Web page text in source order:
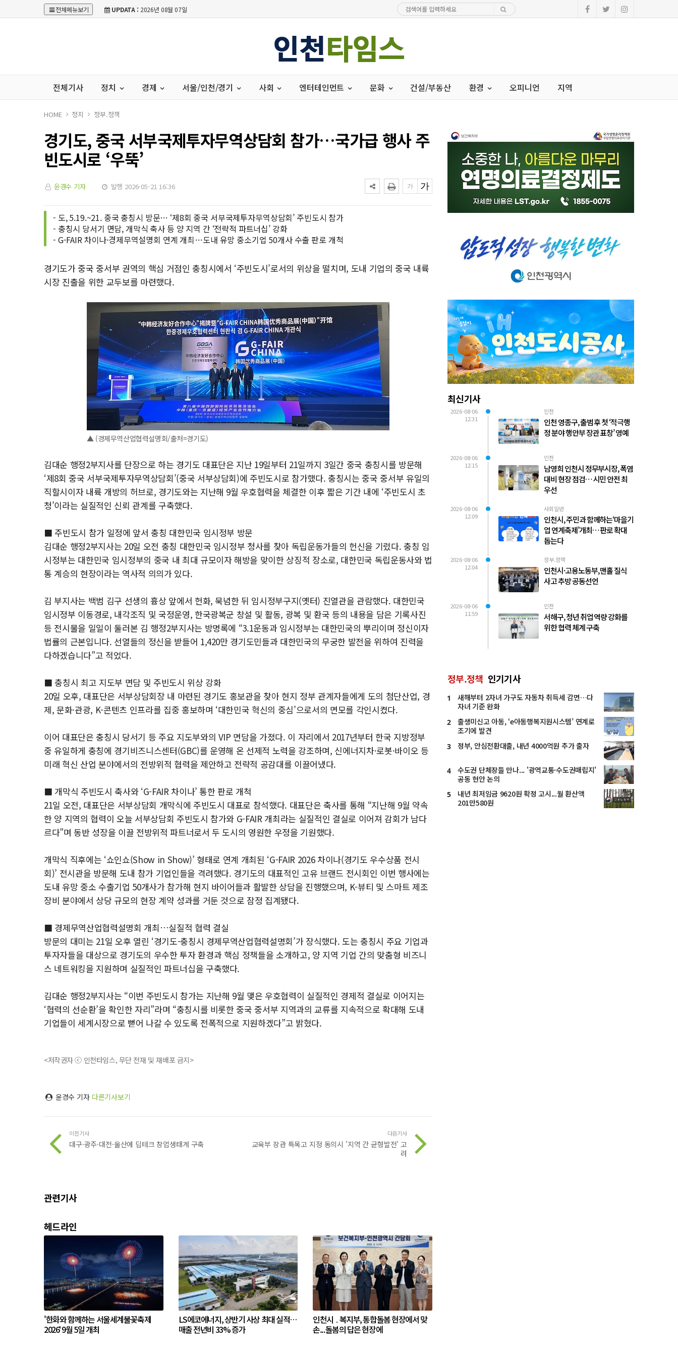
전체메뉴보기 UPDATA : 2026년 08월 07일
전체기사 정치 경제 서울/인천/경기 사회 엔터테인먼트 문화 건설/부동산 환경 오피니언 지역
HOME 정치 정부.정책
경기도, 중국 서부국제투자무역상담회 참가…국가급 행사 주
빈도시로 ‘우뚝’
윤경수 기자 발행 2026-05-21 16:36
- 도, 5.19.~21. 중국 충칭시 방문… ‘제8회 중국 서부국제투자무역상담회’ 주빈도시 참가
- 충칭시 당서기 면담, 개막식 축사 등 양 지역 간 ‘전략적 파트너십’ 강화
- G-FAIR 차이나·경제무역설명회 연계 개최…도내 유망 중소기업 50개사 수출 판로 개척
경기도가 중국 중서부 권역의 핵심 거점인 충칭시에서 ‘주빈도시’로서의 위상을 떨치며, 도내 기업의 중국 내륙
시장 진출을 위한 교두보를 마련했다.
▲ (경제무역산업협력설명회/출처=경기도)
김대순 행정2부지사를 단장으로 하는 경기도 대표단은 지난 19일부터 21일까지 3일간 중국 충칭시를 방문해
‘제8회 중국 서부국제투자무역상담회’(중국 서부상담회)에 주빈도시로 참가했다. 충칭시는 중국 중서부 유일의
직할시이자 내륙 개방의 허브로, 경기도와는 지난해 9월 우호협력을 체결한 이후 짧은 기간 내에 ‘주빈도시 초
청’이라는 실질적인 신뢰 관계를 구축했다.
■ 주빈도시 참가 일정에 앞서 충칭 대한민국 임시정부 방문
김대순 행정2부지사는 20일 오전 충칭 대한민국 임시정부 청사를 찾아 독립운동가들의 헌신을 기렸다. 충칭 임
시정부는 대한민국 임시정부의 중국 내 최대 규모이자 해방을 맞이한 상징적 장소로, 대한민국 독립운동사와 법
통 계승의 현장이라는 역사적 의의가 있다.
김 부지사는 백범 김구 선생의 흉상 앞에서 헌화, 묵념한 뒤 임시정부구지(옛터) 진열관을 관람했다. 대한민국
임시정부 이동경로, 내각조직 및 국정운영, 한국광복군 창설 및 활동, 광복 및 환국 등의 내용을 담은 기록사진
등 전시물을 일일이 둘러본 김 행정2부지사는 방명록에 “3.1운동과 임시정부는 대한민국의 뿌리이며 정신이자
법률의 근본입니다. 선열들의 정신을 받들어 1,420만 경기도민들과 대한민국의 무궁한 발전을 위하여 진력을
다하겠습니다”고 적었다.
■ 충칭시 최고 지도부 면담 및 주빈도시 위상 강화
20일 오후, 대표단은 서부상담회장 내 마련된 경기도 홍보관을 찾아 현지 정부 관계자들에게 도의 첨단산업, 경
제, 문화·관광, K-콘텐츠 인프라를 집중 홍보하며 ‘대한민국 혁신의 중심’으로서의 면모를 각인시켰다.
이어 대표단은 충칭시 당서기 등 주요 지도부와의 VIP 면담을 가졌다. 이 자리에서 2017년부터 한국 지방정부
중 유일하게 충칭에 경기비즈니스센터(GBC)를 운영해 온 선제적 노력을 강조하며, 신에너지차·로봇·바이오 등
미래 혁신 산업 분야에서의 전방위적 협력을 제안하고 전략적 공감대를 이끌어냈다.
■ 개막식 주빈도시 축사와 ‘G-FAIR 차이나’ 통한 판로 개척
21일 오전, 대표단은 서부상담회 개막식에 주빈도시 대표로 참석했다. 대표단은 축사를 통해 “지난해 9월 약속
한 양 지역의 협력이 오늘 서부상담회 주빈도시 참가와 G-FAIR 개최라는 실질적인 결실로 이어져 감회가 남다
르다”며 동반 성장을 이끌 전방위적 파트너로서 두 도시의 영원한 우정을 기원했다.
개막식 직후에는 ‘쇼인쇼(Show in Show)’ 형태로 연계 개최된 ‘G-FAIR 2026 차이나(경기도 우수상품 전시
회)’ 전시관을 방문해 도내 참가 기업인들을 격려했다. 경기도의 대표적인 고유 브랜드 전시회인 이번 행사에는
도내 유망 중소 수출기업 50개사가 참가해 현지 바이어들과 활발한 상담을 진행했으며, K-뷰티 및 스마트 제조
장비 분야에서 상당 규모의 현장 계약 성과를 거둔 것으로 잠정 집계됐다.
■ 경제무역산업협력설명회 개최…실질적 협력 결실
방문의 대미는 21일 오후 열린 ‘경기도-충칭시 경제무역산업협력설명회’가 장식했다. 도는 충칭시 주요 기업과
투자자들을 대상으로 경기도의 우수한 투자 환경과 핵심 정책들을 소개하고, 양 지역 기업 간의 맞춤형 비즈니
스 네트워킹을 지원하며 실질적인 파트너십을 구축했다.
김대순 행정2부지사는 “이번 주빈도시 참가는 지난해 9월 맺은 우호협력이 실질적인 경제적 결실로 이어지는
‘협력의 선순환’을 확인한 자리”라며 “충칭시를 비롯한 중국 중서부 지역과의 교류를 지속적으로 확대해 도내
기업들이 세계시장으로 뻗어 나갈 수 있도록 전폭적으로 지원하겠다”고 밝혔다.
<저작권자 ⓒ 인천타임스, 무단 전재 및 재배포 금지>
윤경수 기자 다른기사보기
이전기사
대구·광주·대전·울산에 딥테크 창업생태계 구축
다음기사
교육부 장관 특목고 지정 동의시 '지역 간 균형발전' 고
려
관련기사
헤드라인
'한화와 함께하는 서울세계불꽃축제
2026' 9월 5일 개최
LS에코에너지, 상반기 사상 최대 실적…
매출 전년비 33% 증가
인천시 ․ 복지부, 통합돌봄 현장에서 맞
손...돌봄의 답은 현장에
최신기사
2026-08-06
12:31
인천
인천 영종구, 출범 후 첫 ‘적극행
정 분야 행안부 장관 표창’ 영예
2026-08-06
12:15
인천
남영희 인천시 정무부시장, 폭염
대비 현장 점검… 시민 안전 최
우선
2026-08-06
12:09
사회일반
인천시, 주민과 함께하는‘마을기
업 연계축제’개최… 판로 확대
돕는다
2026-08-06
12:04
정부.정책
인천시·고용노동부, 맨홀 질식
사고 추방 공동선언
2026-08-06
11:59
인천
서해구, 청년 취업 역량 강화를
위한 협력 체계 구축
정부.정책 인기기사
1
새해부터 2자녀 가구도 자동차 취득세 감면…다
자녀 기준 완화
2
출생미신고 아동, ‘e아동행복지원시스템’ 연계로
조기에 발견
3 정부, 안심전환대출, 내년 4000억원 추가 출자
4
수도권 단체장들 만나... '광역교통·수도권매립지'
공동 현안 논의
5
내년 최저임금 9620원 확정 고시...월 환산액
201만580원